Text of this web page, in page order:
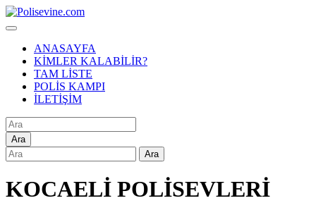
ANASAYFA
KİMLER KALABİLİR?
TAM LİSTE
POLİS KAMPI
İLETİŞİM
Ara
Ara
KOCAELİ POLİSEVLERİ